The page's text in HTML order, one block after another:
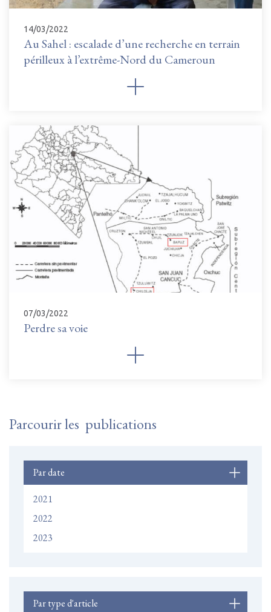
14/03/2022
Au Sahel : escalade d’une recherche en terrain
périlleux à l’extrême-Nord du Cameroun
07/03/2022
Perdre sa voie
Parcourir les publications
Par date
2021
2022
2023
Par type d'article